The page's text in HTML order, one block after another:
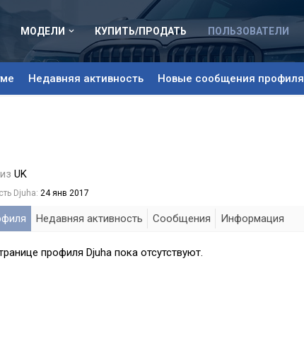
МОДЕЛИ КУПИТЬ/ПРОДАТЬ ПОЛЬЗОВАТЕЛИ
Недавняя активность Новые сообщения профиля
из UK
Djuha: 24 янв 2017
Недавняя активность Сообщения Информация
профиля Djuha пока отсутствуют.